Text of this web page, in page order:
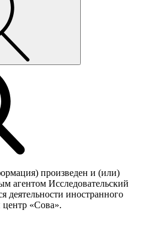
произведен и (или)
агентом Исследовательский
деятельности иностранного
центр «Сова».